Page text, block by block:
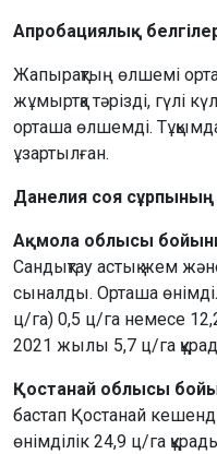
Апробациялық
Жапырақтың өлшемі
жұмыртқа тәрізді, гүлі
орташа өлшемді.
ұзартылған.
Данелия соя сұрпының
Ақмола облысы
Сандықтау астық жем
сыналды. Орташа
ц/га) 0,5 ц/га немесе
2021 жылы 5,7 ц/га
Қостанай облысы
бастап Қостанай
өнімділік 24,9 ц/га